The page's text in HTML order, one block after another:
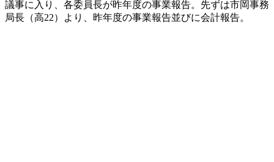
議事に入り、各委員長が昨年度の事業報告。先ずは市岡事務
局長（高22）より、昨年度の事業報告並びに会計報告。